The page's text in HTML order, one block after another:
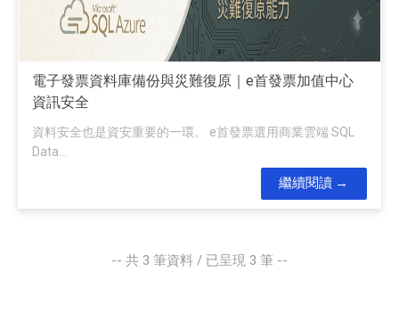
電子發票資料庫備份與災難復原｜e首發票加值中心
資訊安全
資料安全也是資安重要的一環。 e首發票選用商業雲端 SQL
Data...
繼續閱讀
-- 共 3 筆資料 / 已呈現 3 筆 --